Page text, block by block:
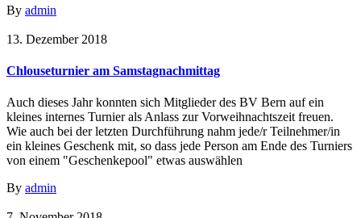
By admin
13. Dezember 2018
Chlouseturnier am Samstagnachmittag
Auch dieses Jahr konnten sich Mitglieder des BV Bern auf ein
kleines internes Turnier als Anlass zur Vorweihnachtszeit freuen.
Wie auch bei der letzten Durchführung nahm jede/r Teilnehmer/in
ein kleines Geschenk mit, so dass jede Person am Ende des Turniers
von einem "Geschenkepool" etwas auswählen
By admin